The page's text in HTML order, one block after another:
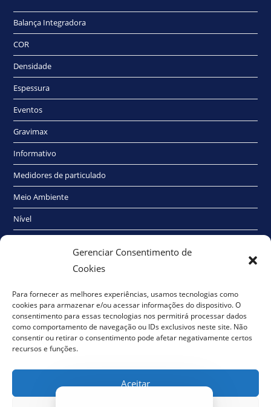
Gerenciar Consentimento de
Cookies
Para fornecer as melhores experiências, usamos tecnologias como
cookies para armazenar e/ou acessar informações do dispositivo. O
consentimento para essas tecnologias nos permitirá processar dados
como comportamento de navegação ou IDs exclusivos neste site. Não
consentir ou retirar o consentimento pode afetar negativamente certos
recursos e funções.
Aceitar
Balança Integradora
COR
Densidade
Espessura
Eventos
Gravimax
Informativo
Medidores de particulado
Meio Ambiente
Nível
Umidade
Vazão de Líquidos
Vazão de Sólidos